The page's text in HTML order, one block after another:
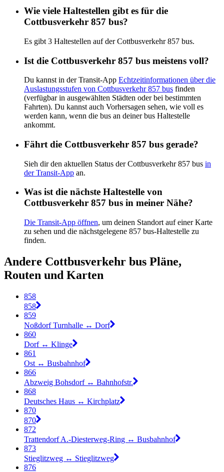
Wie viele Haltestellen gibt es für die
Cottbusverkehr 857 bus?
Es gibt 3 Haltestellen auf der Cottbusverkehr 857 bus.
Ist die Cottbusverkehr 857 bus meistens voll?
Du kannst in der Transit-App Echtzeitinformationen über die
Auslastungsstufen von Cottbusverkehr 857 bus finden
(verfügbar in ausgewählten Städten oder bei bestimmten
Fahrten). Du kannst auch Vorhersagen sehen, wie voll es
werden kann, wenn die bus an deiner bus Haltestelle
ankommt.
Fährt die Cottbusverkehr 857 bus gerade?
Sieh dir den aktuellen Status der Cottbusverkehr 857 bus in
der Transit-App an.
Was ist die nächste Haltestelle von
Cottbusverkehr 857 bus in meiner Nähe?
Die Transit-App öffnen, um deinen Standort auf einer Karte
zu sehen und die nächstgelegene 857 bus-Haltestelle zu
finden.
Andere Cottbusverkehr bus Pläne,
Routen und Karten
858
858
859
Noßdorf Turnhalle ↔︎ Dorf
860
Dorf ↔︎ Klinge
861
Ost ↔︎ Busbahnhof
866
Abzweig Bohsdorf ↔︎ Bahnhofstr.
868
Deutsches Haus ↔︎ Kirchplatz
870
870
872
Trattendorf A.-Diesterweg-Ring ↔︎ Busbahnhof
873
Stieglitzweg ↔︎ Stieglitzweg
876